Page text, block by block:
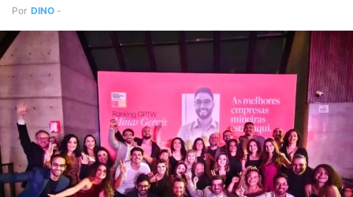
Por DINO -